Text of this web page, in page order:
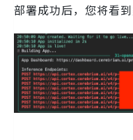
部署成功后，您将看到